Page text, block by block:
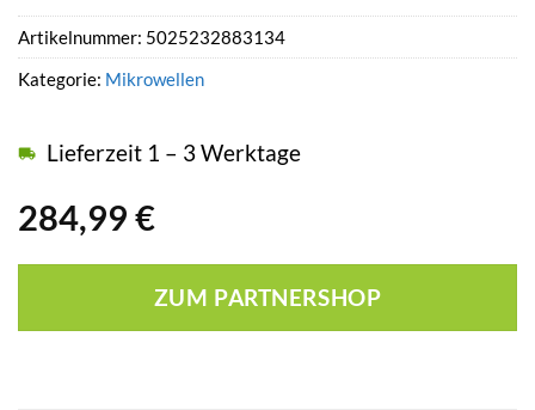
284,99 €
Lieferzeit 1 – 3 Werktage
ZUM PARTNERSHOP
Artikelnummer: 5025232883134
Kategorie: Mikrowellen